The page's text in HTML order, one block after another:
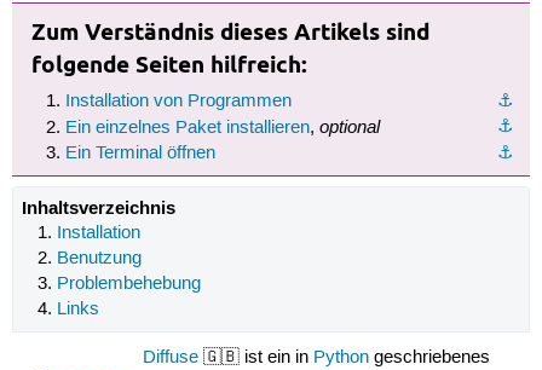
Zum Verständnis dieses Artikels sind
folgende Seiten hilfreich:
⚓︎
Installation von Programmen
⚓︎
Ein einzelnes Paket installieren, optional
⚓︎
Ein Terminal öffnen
Inhaltsverzeichnis
Installation
Benutzung
Problembehebung
Links
Diffuse 🇬🇧 ist ein in Python geschriebenes